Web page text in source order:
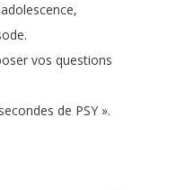
,
.
vos questions
secondes de PSY ».